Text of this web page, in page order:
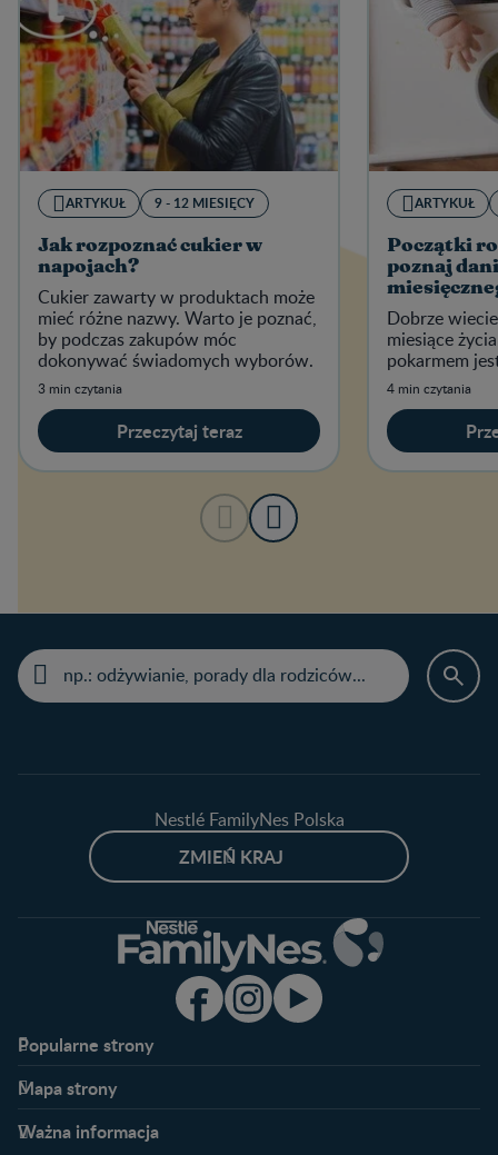
ARTYKUŁ 9 - 12 MIESIĘCY
Jak rozpoznać cukier w
napojach?
Cukier zawarty w produktach może
mieć różne nazwy. Warto je poznać,
by podczas zakupów móc
dokonywać świadomych wyborów.
3 min czytania
Przeczytaj teraz
ARTYKUŁ
Początki
poznaj
Dobrze
miesiące
pokarmem
4 min czytania
Nestlé FamilyNes Polska
ZMIEŃ KRAJ
Popularne strony​
Kontakt
FAQ
Mapa strony​
Plamienie implantacyjne –
Ważna informacja